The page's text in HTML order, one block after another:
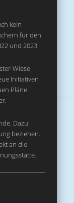
kein
für den
und 2023.
Wiese
Initiativen
Pläne.
Dazu
beziehen.
an die